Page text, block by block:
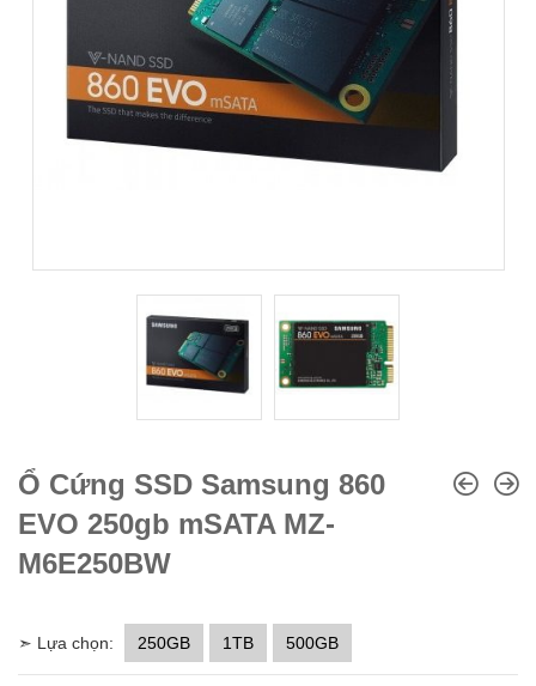
Ổ Cứng SSD Samsung 860
EVO 250gb mSATA MZ-
M6E250BW
➣ Lựa chọn: 250GB 1TB 500GB